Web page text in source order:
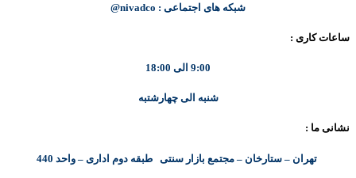
شبکه های اجتماعی : nivadco@
ساعات کاری :
9:00 الی 18:00
شنبه الی چهارشتبه
نشانی ما :
تهران – ستارخان – مجتمع بازار سنتی طبقه دوم اداری – واحد 440